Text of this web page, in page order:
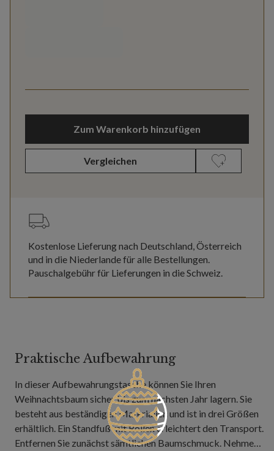
Zum Warenkorb hinzufügen
Vergleichen
Kostenlose Lieferung nach Deutschland, Österreich
und in die Niederlande für alle Bestellungen.
Pauschalgebühr für Lieferungen in die Schweiz.
Praktische Aufbewahrung
In dieser Aufbewahrungstasche können Sie Ihren
Weihnachtsbaum sicher bis zum nächsten Jahr lagern. Sie
besteht aus beständigen Materialien und ist in drei Größen
erhältlich. Ein Standfuß mit Rollen erleichtert den Transport.
Entfernen Sie zunächst sämtlichen Baumschmuck. Nehmen